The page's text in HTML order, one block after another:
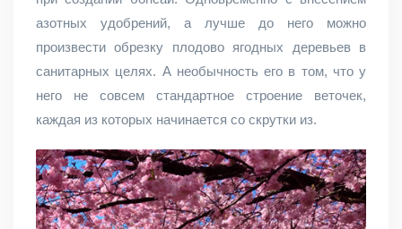
азотных удобрений, а лучше до него можно
произвести обрезку плодово ягодных деревьев в
санитарных целях. А необычность его в том, что у
него не совсем стандартное строение веточек,
каждая из которых начинается со скрутки из.